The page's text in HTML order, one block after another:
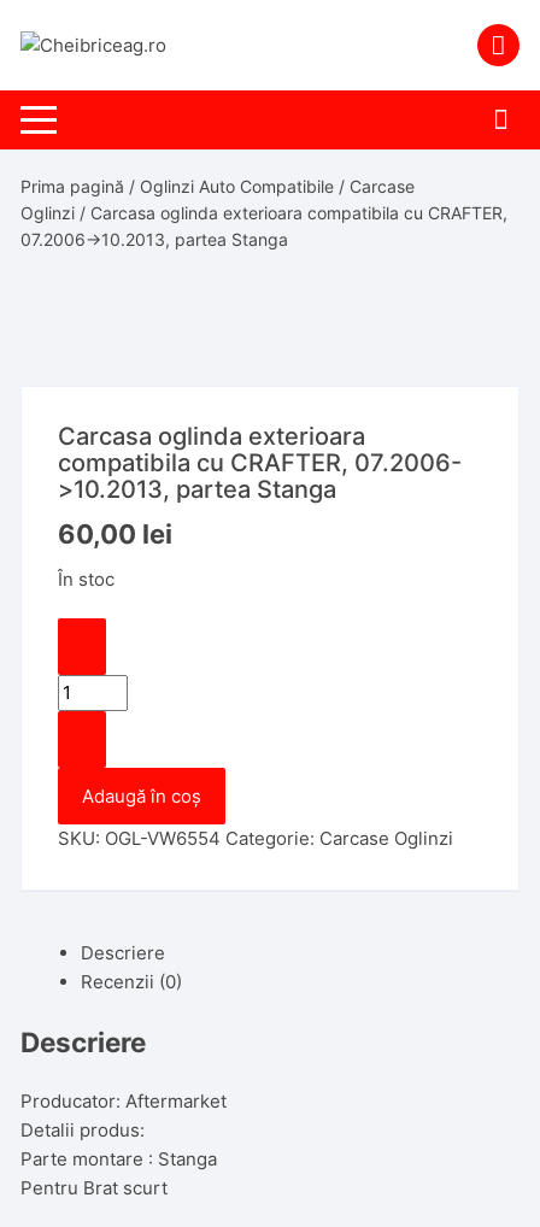
Prima pagină / Oglinzi Auto Compatibile / Carcase
Oglinzi / Carcasa oglinda exterioara compatibila cu CRAFTER,
07.2006->10.2013, partea Stanga
Carcasa oglinda exterioara
compatibila cu CRAFTER, 07.2006-
>10.2013, partea Stanga
60,00 lei
În stoc
Cantitate
Carcasa
exterioara
compatibila
cu
partea
Stanga
Adaugă în coș
SKU: OGL-VW6554 Categorie: Carcase Oglinzi
Descriere
Recenzii (0)
Descriere
Producator: Aftermarket
Detalii produs:
Parte montare : Stanga
Pentru Brat scurt